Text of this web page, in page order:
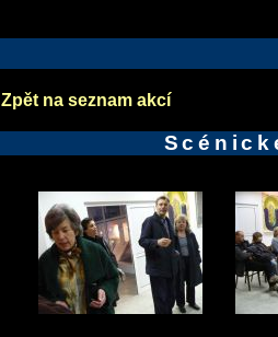
Zpět na seznam akcí